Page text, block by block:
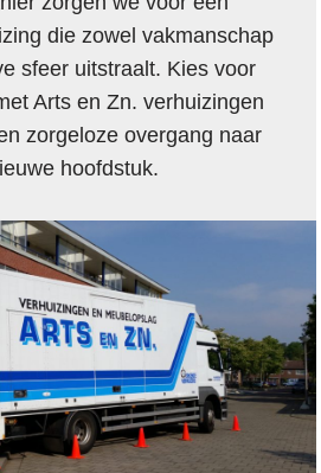
die zowel vakmanschap
sfeer uitstraalt. Kies voor
Arts en Zn. verhuizingen
zorgeloze overgang naar
hoofdstuk.